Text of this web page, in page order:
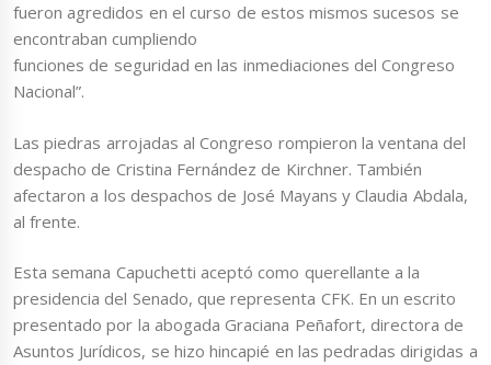
fueron agredidos en el curso de estos mismos sucesos se
encontraban cumpliendo
funciones de seguridad en las inmediaciones del Congreso
Nacional”.
Las piedras arrojadas al Congreso rompieron la ventana del
despacho de Cristina Fernández de Kirchner. También
afectaron a los despachos de José Mayans y Claudia Abdala,
al frente.
Esta semana Capuchetti aceptó como querellante a la
presidencia del Senado, que representa CFK. En un escrito
presentado por la abogada Graciana Peñafort, directora de
Asuntos Jurídicos, se hizo hincapié en las pedradas dirigidas a